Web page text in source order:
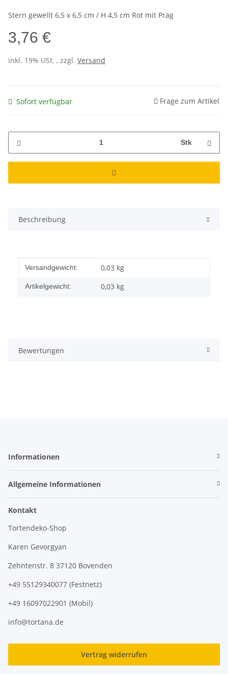
Stern gewellt 6,5 x 6,5 cm / H 4,5 cm Rot mit Präg
3,76 €
inkl. 19% USt. , zzgl. Versand
Sofort verfügbar Frage zum Artikel
Stk
Beschreibung
Produkteigenschaft
Wert
Versandgewicht: 0,03 kg
Artikelgewicht: 0,03 kg
Bewertungen
Informationen
Allgemeine Informationen
Kontakt
Tortendeko-Shop
Karen Gevorgyan
Zehntenstr. 8 37120 Bovenden
+49 55129340077 (Festnetz)
+49 16097022901 (Mobil)
info@tortana.de
Vertrag widerrufen